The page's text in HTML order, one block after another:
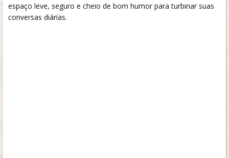
espaço leve, seguro e cheio de bom humor para turbinar suas
conversas diárias.